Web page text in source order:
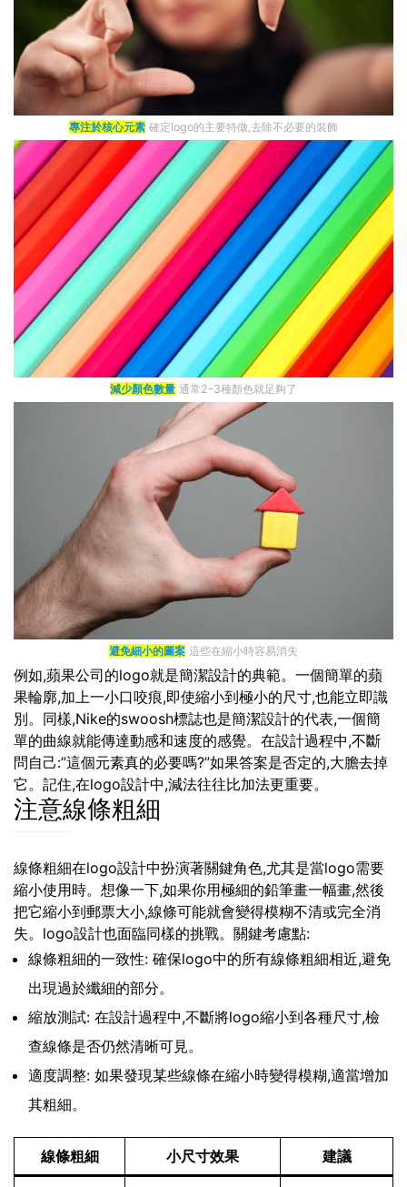
專注於核心元素 確定logo的主要特徵,去除不必要的裝飾
減少顏色數量 通常2-3種顏色就足夠了
避免細小的圖案 這些在縮小時容易消失
例如,蘋果公司的logo就是簡潔設計的典範。一個簡單的蘋
果輪廓,加上一小口咬痕,即使縮小到極小的尺寸,也能立即識
別。同樣,Nike的swoosh標誌也是簡潔設計的代表,一個簡
單的曲線就能傳達動感和速度的感覺。在設計過程中,不斷
問自己:”這個元素真的必要嗎?”如果答案是否定的,大膽去掉
它。記住,在logo設計中,減法往往比加法更重要。
注意線條粗細
線條粗細在logo設計中扮演著關鍵角色,尤其是當logo需要
縮小使用時。想像一下,如果你用極細的鉛筆畫一幅畫,然後
把它縮小到郵票大小,線條可能就會變得模糊不清或完全消
失。logo設計也面臨同樣的挑戰。關鍵考慮點:
線條粗細的一致性: 確保logo中的所有線條粗細相近,避免
出現過於纖細的部分。
縮放測試: 在設計過程中,不斷將logo縮小到各種尺寸,檢
查線條是否仍然清晰可見。
適度調整: 如果發現某些線條在縮小時變得模糊,適當增加
其粗細。
線條粗細 小尺寸效果 建議